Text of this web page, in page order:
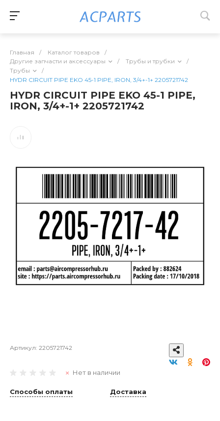
Главная / Каталог товаров
/
Другие запчасти и аксессуары
/ Трубы и трубки
/
Трубы
/
HYDR CIRCUIT PIPE EKO 45-1 PIPE, IRON, 3/4+-1+ 2205721742
HYDR CIRCUIT PIPE EKO 45-1 PIPE,
IRON, 3/4+-1+ 2205721742
Артикул: 2205721742
Нет в наличии
Способы оплаты Доставка